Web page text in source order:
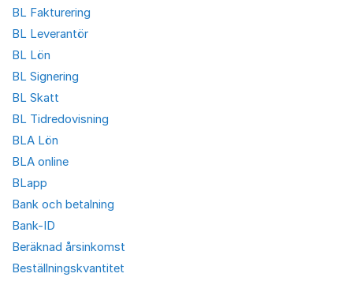
BL Fakturering
BL Leverantör
BL Lön
BL Signering
BL Skatt
BL Tidredovisning
BLA Lön
BLA online
BLapp
Bank och betalning
Bank-ID
Beräknad årsinkomst
Beställningskvantitet